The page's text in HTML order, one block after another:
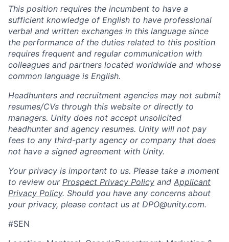
This position requires the incumbent to have a
sufficient knowledge of English to have professional
verbal and written exchanges in this language since
the performance of the duties related to this position
requires frequent and regular communication with
colleagues and partners located worldwide and whose
common language is English.
Headhunters and recruitment agencies may not submit
resumes/CVs through this website or directly to
managers. Unity does not accept unsolicited
headhunter and agency resumes. Unity will not pay
fees to any third-party agency or company that does
not have a signed agreement with Unity.
Your privacy is important to us. Please take a moment
to review our Prospect Privacy Policy and Applicant
Privacy Policy. Should you have any concerns about
your privacy, please contact us at DPO@unity.com.
#SEN